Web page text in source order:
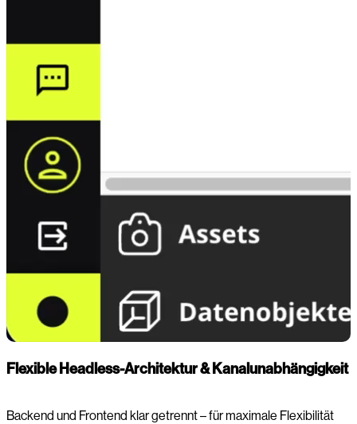
Flexible Headless-Architektur & Kanalunabhängigkeit
Backend und Frontend klar getrennt – für maximale Flexibilität